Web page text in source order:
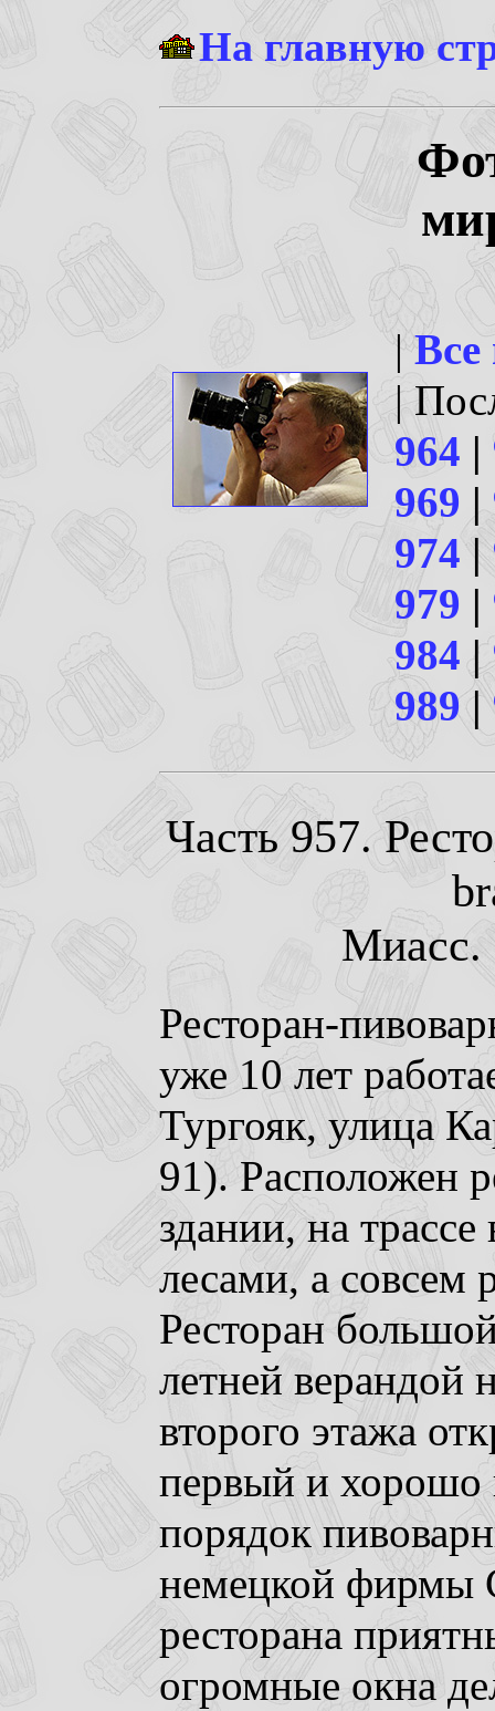
На главную
|
|
964 |
969 |
974|
979 |
984 |
989|
Часть 957.
Миасс.
Ресторан-
уже 10 лет
Тургояк, улица
91). Расположен
здании, на
лесами, а совсем
Ресторан
летней верандой
второго этажа
первый и хорошо
порядок
немецкой фирмы
ресторана
огромные окна